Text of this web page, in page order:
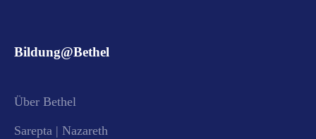
Bildung@Bethel
Über Bethel
Sarepta | Nazareth